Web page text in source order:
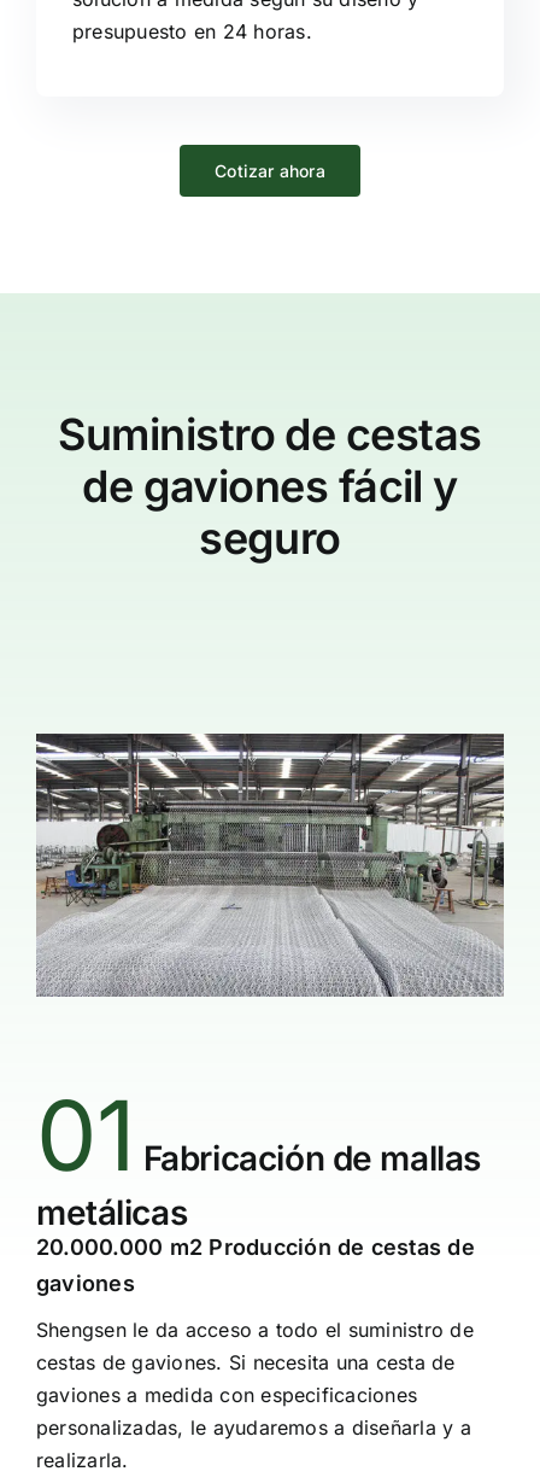
presupuesto en 24 horas.
Cotizar ahora
Suministro de cestas
de gaviones fácil y
seguro
01 Fabricación de mallas
metálicas
20.000.000 m2 Producción de cestas de
gaviones
Shengsen le da acceso a todo el suministro de
cestas de gaviones. Si necesita una cesta de
gaviones a medida con especificaciones
personalizadas, le ayudaremos a diseñarla y a
realizarla.